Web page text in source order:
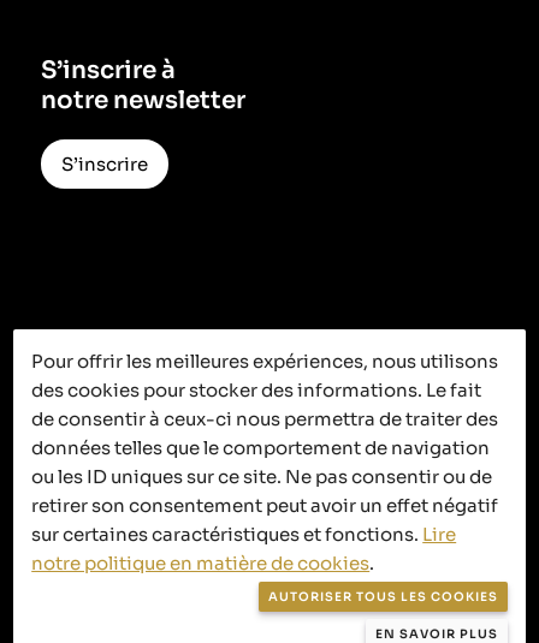
C’est ici que
ça se passe
S’inscrire à
notre newsletter
S’inscrire
Politique de confidentialité
Politique en matière de cookies
Pour offrir les meilleures expériences, nous utilisons
des cookies pour stocker des informations. Le fait
de consentir à ceux-ci nous permettra de traiter des
données telles que le comportement de navigation
ou les ID uniques sur ce site. Ne pas consentir ou de
retirer son consentement peut avoir un effet négatif
sur certaines caractéristiques et fonctions. Lire
notre politique en matière de cookies.
AUTORISER TOUS LES COOKIES
EN SAVOIR PLUS